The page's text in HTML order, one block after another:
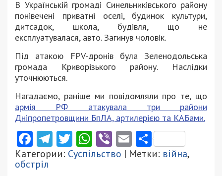
В Українській громаді Синельниківського району
понівечені приватні оселі, будинок культури,
дитсадок, школа, будівля, що не
експлуатувалася, авто. Загинув чоловік.
Під атакою FPV-дронів була Зеленодольська
громада Криворізького району. Наслідки
уточнюються.
Нагадаємо, раніше ми повідомляли про те, що
армія РФ атакувала три райони
Дніпропетровщини БпЛА, артилерією та КАБами.
Facebook
Telegram
Twitter
WhatsApp
ViberEmail
Категории: Суспільство | Метки: війна,
обстріл